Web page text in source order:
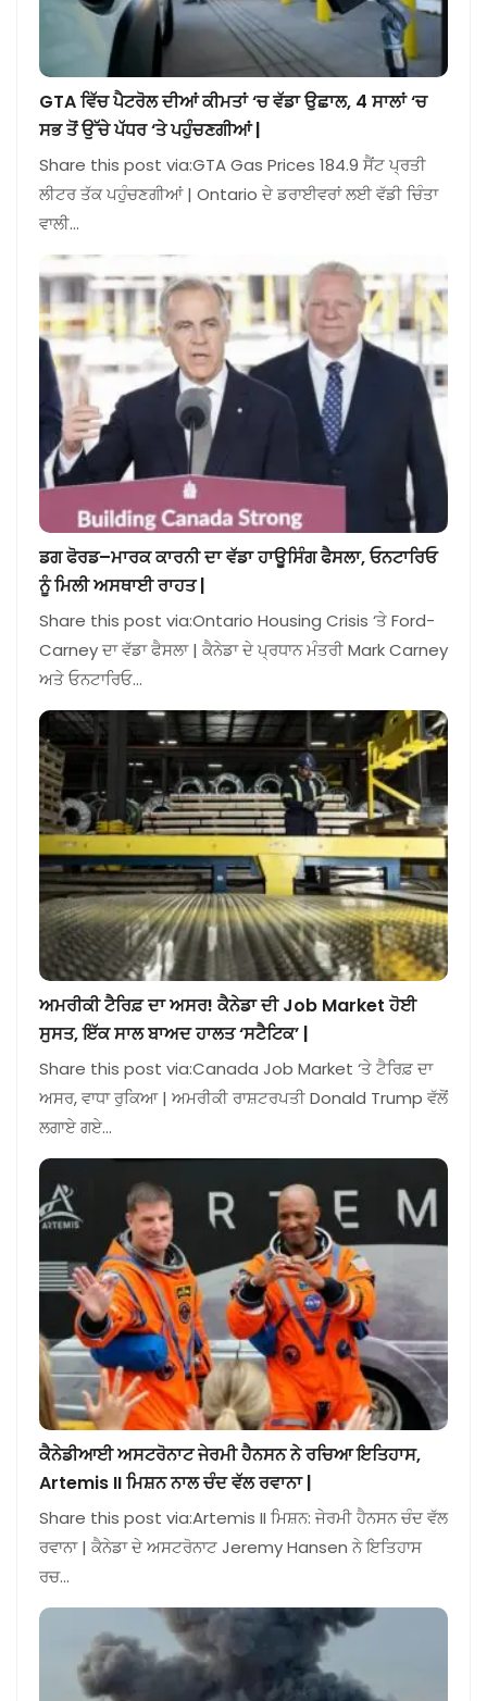
GTA ਵਿੱਚ ਪੈਟਰੋਲ ਦੀਆਂ ਕੀਮਤਾਂ ‘ਚ ਵੱਡਾ ਉਛਾਲ, 4 ਸਾਲਾਂ ‘ਚ
ਸਭ ਤੋਂ ਉੱਚੇ ਪੱਧਰ ‘ਤੇ ਪਹੁੰਚਣਗੀਆਂ |
Share this post via:GTA Gas Prices 184.9 ਸੈਂਟ ਪ੍ਰਤੀ
ਲੀਟਰ ਤੱਕ ਪਹੁੰਚਣਗੀਆਂ | Ontario ਦੇ ਡਰਾਈਵਰਾਂ ਲਈ ਵੱਡੀ ਚਿੰਤਾ
ਵਾਲੀ…
ਡਗ ਫੋਰਡ–ਮਾਰਕ ਕਾਰਨੀ ਦਾ ਵੱਡਾ ਹਾਊਸਿੰਗ ਫੈਸਲਾ, ਓਨਟਾਰਿਓ
ਨੂੰ ਮਿਲੀ ਅਸਥਾਈ ਰਾਹਤ |
Share this post via:Ontario Housing Crisis ‘ਤੇ Ford-
Carney ਦਾ ਵੱਡਾ ਫੈਸਲਾ | ਕੈਨੇਡਾ ਦੇ ਪ੍ਰਧਾਨ ਮੰਤਰੀ Mark Carney
ਅਤੇ ਓਨਟਾਰਿਓ…
ਅਮਰੀਕੀ ਟੈਰਿਫ਼ ਦਾ ਅਸਰ! ਕੈਨੇਡਾ ਦੀ Job Market ਹੋਈ
ਸੁਸਤ, ਇੱਕ ਸਾਲ ਬਾਅਦ ਹਾਲਤ ‘ਸਟੈਟਿਕ’ |
Share this post via:Canada Job Market ‘ਤੇ ਟੈਰਿਫ਼ ਦਾ
ਅਸਰ, ਵਾਧਾ ਰੁਕਿਆ | ਅਮਰੀਕੀ ਰਾਸ਼ਟਰਪਤੀ Donald Trump ਵੱਲੋਂ
ਲਗਾਏ ਗਏ…
ਕੈਨੇਡੀਆਈ ਅਸਟਰੋਨਾਟ ਜੇਰਮੀ ਹੈਨਸਨ ਨੇ ਰਚਿਆ ਇਤਿਹਾਸ,
Artemis II ਮਿਸ਼ਨ ਨਾਲ ਚੰਦ ਵੱਲ ਰਵਾਨਾ |
Share this post via:Artemis II ਮਿਸ਼ਨ: ਜੇਰਮੀ ਹੈਨਸਨ ਚੰਦ ਵੱਲ
ਰਵਾਨਾ | ਕੈਨੇਡਾ ਦੇ ਅਸਟਰੋਨਾਟ Jeremy Hansen ਨੇ ਇਤਿਹਾਸ
ਰਚ…